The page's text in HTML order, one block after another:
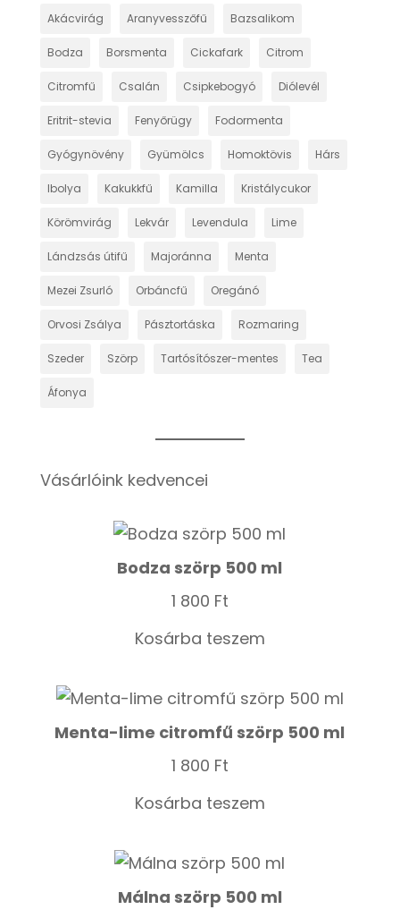
Akácvirág Aranyvesszőfű Bazsalikom
Bodza Borsmenta Cickafark Citrom
Citromfű Csalán Csipkebogyó Diólevél
Eritrit-stevia Fenyőrügy Fodormenta
Gyógynövény Gyümölcs Homoktövis Hárs
Ibolya Kakukkfű Kamilla Kristálycukor
Körömvirág Lekvár Levendula Lime
Lándzsás útifű Majoránna Menta
Mezei Zsurló Orbáncfű Oregánó
Orvosi Zsálya Pásztortáska Rozmaring
Szeder Szörp Tartósítószer-mentes Tea
Áfonya
Vásárlóink kedvencei
Bodza szörp 500 ml
1 800 Ft
Kosárba teszem
Menta-lime citromfű szörp 500 ml
1 800 Ft
Kosárba teszem
Málna szörp 500 ml